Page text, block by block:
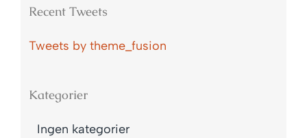
Recent Tweets
Tweets by theme_fusion
Kategorier
Ingen kategorier